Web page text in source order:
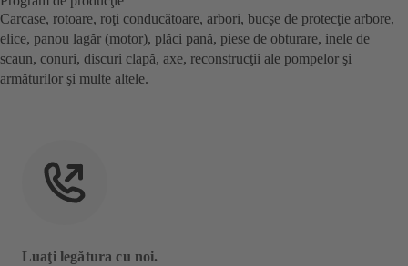
Carcase, rotoare, roţi conducătoare, arbori, bucşe de protecţie arbore,
elice, panou lagăr (motor), plăci pană, piese de obturare, inele de
scaun, conuri, discuri clapă, axe, reconstrucţii ale pompelor şi
armăturilor şi multe altele.
Luaţi legătura cu noi.